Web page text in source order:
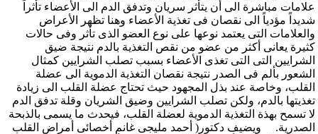
علامات مباشرة الى أن يتأثر سريان وتدفق الدم الى الأعضاء تأثراً
شديداً مؤدياً الى نقصان فى تغذية الأعضاء وهنا تظهر الأعراض
والعلامات التى يعتمد نوعها على نوع العضو الذى تأثر وفى حالات
كثيرة يعانى أكثر من عضو من نقص التغذية بالدم نتيجة ضيق
الشرايين التى التى تغذى الأعضاء بسبب تصلب الشرايين كمثال
الشعور بألم فى الصدر نتيجة نقصان التغذية الدموية الى عضلة
القلب، وخاصة عند بذل المجهود حيث تحتاج عضلة القلب الى زيادة
تغذيتها بالدم، ولكن تصلب الشرايين وضيق الشريان وقلة تدفق الدم
لا تسمح بهذة التغذية الدموية لعضلة القلب، فيحدث ما يسمى بالذبحة
الصدرية. ويضيف دكتور( أحمد مليجى غانم أخصائى أمراض القلب